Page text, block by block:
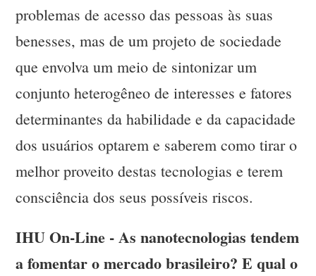
problemas de acesso das pessoas às suas
benesses, mas de um projeto de sociedade
que envolva um meio de sintonizar um
conjunto heterogêneo de interesses e fatores
determinantes da habilidade e da capacidade
dos usuários optarem e saberem como tirar o
melhor proveito destas tecnologias e terem
consciência dos seus possíveis riscos.
IHU On-Line - As nanotecnologias tendem
a fomentar o mercado brasileiro? E qual o